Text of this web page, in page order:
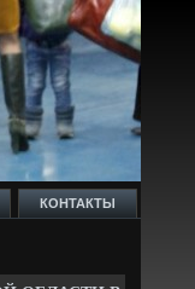
КОНТАКТЫ